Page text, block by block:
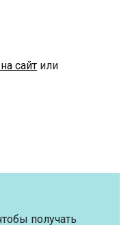
сайт или
получать